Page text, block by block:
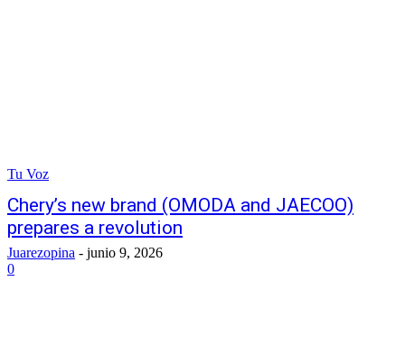
Tu Voz
Chery’s new brand (OMODA and JAECOO)
prepares a revolution
Juarezopina - junio 9, 2026
0